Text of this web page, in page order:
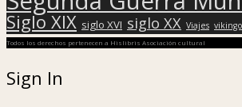
Siglo XIX siglo XVI siglo XX Viajes
Todos los derechos pertenecen a Hislibris Asociación cultural
Sign In